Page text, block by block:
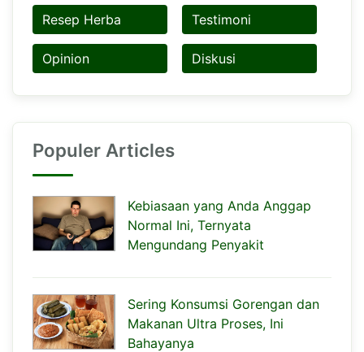
Resep Herba Testimoni
Opinion Diskusi
Populer Articles
Kebiasaan yang Anda Anggap
Normal Ini, Ternyata
Mengundang Penyakit
Sering Konsumsi Gorengan dan
Makanan Ultra Proses, Ini
Bahayanya